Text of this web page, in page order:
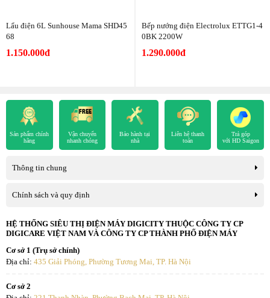
Lẩu điện 6L Sunhouse Mama SHD45
68
1.150.000đ
Bếp nướng điện Electrolux ETTG1-4
0BK 2200W
1.290.000đ
Sản phẩm chính
hãng
Vận chuyển
nhanh chóng
Bảo hành tại
nhà
Liên hệ thanh
toán
Trả góp
với HD Saigon
Thông tin chung
Chính sách và quy định
HỆ THỐNG SIÊU THỊ ĐIỆN MÁY DIGICITY THUỘC CÔNG TY CP
DIGICARE VIỆT NAM VÀ CÔNG TY CP THÀNH PHỐ ĐIỆN MÁY
Cơ sở 1 (Trụ sở chính)
Địa chỉ: 435 Giải Phóng, Phường Tương Mai, TP. Hà Nội
Cơ sở 2